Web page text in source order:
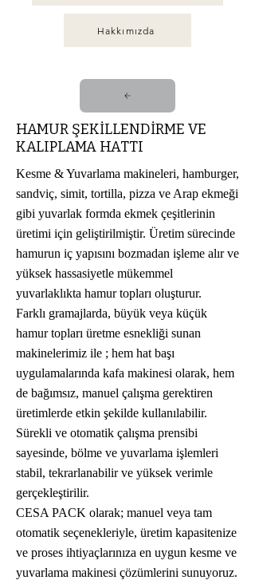
Hakkımızda
HAMUR ŞEKİLLENDİRME VE
KALIPLAMA HATTI
Kesme & Yuvarlama makineleri, hamburger,
sandviç, simit, tortilla, pizza ve Arap ekmeği
gibi yuvarlak formda ekmek çeşitlerinin
üretimi için geliştirilmiştir. Üretim sürecinde
hamurun iç yapısını bozmadan işleme alır ve
yüksek hassasiyetle mükemmel
yuvarlaklıkta hamur topları oluşturur.
Farklı gramajlarda, büyük veya küçük
hamur topları üretme esnekliği sunan
makinelerimiz ile ; hem hat başı
uygulamalarında kafa makinesi olarak, hem
de bağımsız, manuel çalışma gerektiren
üretimlerde etkin şekilde kullanılabilir.
Sürekli ve otomatik çalışma prensibi
sayesinde, bölme ve yuvarlama işlemleri
stabil, tekrarlanabilir ve yüksek verimle
gerçekleştirilir.
CESA PACK olarak; manuel veya tam
otomatik seçenekleriyle, üretim kapasitenize
ve proses ihtiyaçlarınıza en uygun kesme ve
yuvarlama makinesi çözümlerini sunuyoruz.